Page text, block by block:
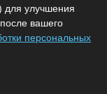
:
для улучшения
вашего
персональных